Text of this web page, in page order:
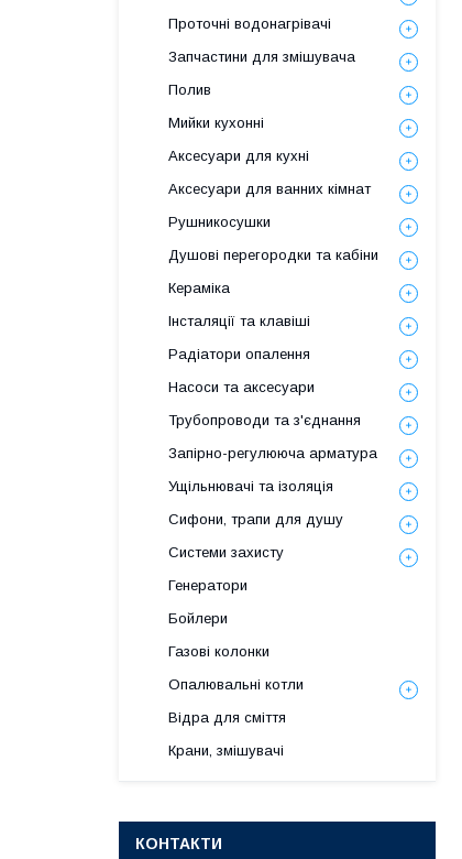
Проточні водонагрівачі
Запчастини для змішувача
Полив
Мийки кухонні
Аксесуари для кухні
Аксесуари для ванних кімнат
Рушникосушки
Душові перегородки та кабіни
Кераміка
Інсталяції та клавіші
Радіатори опалення
Насоси та аксесуари
Трубопроводи та з'єднання
Запірно-регулююча арматура
Ущільнювачі та ізоляція
Сифони, трапи для душу
Системи захисту
Генератори
Бойлери
Газові колонки
Опалювальні котли
Відра для сміття
Крани, змішувачі
КОНТАКТИ